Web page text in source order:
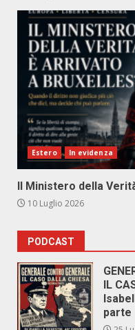
Estero In evidenza
Il Ministero della
10 Luglio 2026
PODCAST
IL
parte